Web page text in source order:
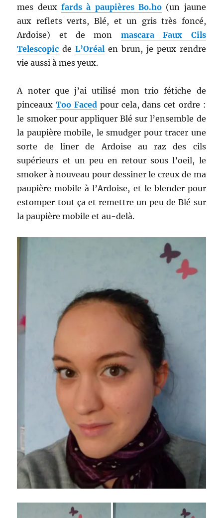
mes deuxfards à paupières Bo.ho(un jaune
aux reflets verts, Blé, et un gris très foncé,
Ardoise) et de mon mascara Faux Cils
Telescopic deL’Oréal en brun, je peux rendre
vie aussi à mes yeux.
A noter que j’ai utilisé mon trio fétiche de
pinceauxToo Faced pour cela, dans cet ordre :
le smoker pour appliquer Blé sur l’ensemble de
la paupière mobile, le smudger pour tracer une
sorte de liner de Ardoise au raz des cils
supérieurs et un peu en retour sous l’oeil, le
smoker à nouveau pour dessiner le creux de ma
paupière mobile à l’Ardoise, et le blender pour
estomper tout ça et remettre un peu de Blé sur
la paupière mobile et au-delà.